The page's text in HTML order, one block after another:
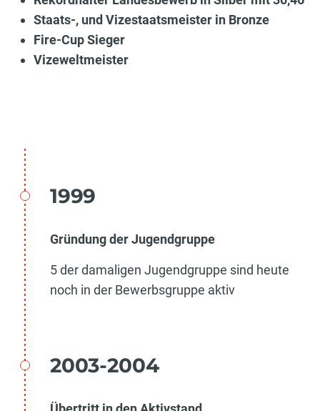
Staats-, und Vizestaatsmeister in Bronze
Fire-Cup Sieger
Vizeweltmeister
1999
Gründung der Jugendgruppe
5 der damaligen Jugendgruppe sind heute
noch in der Bewerbsgruppe aktiv
2003-2004